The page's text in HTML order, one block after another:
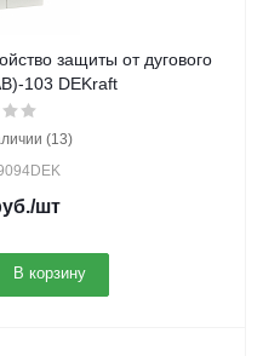
защиты от дугового
103 DEKraft
(13)
/шт
В корзину